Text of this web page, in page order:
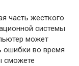
часть жесткого
системы
может
ошибки во время
сможете